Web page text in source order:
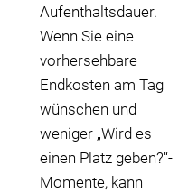
Aufenthaltsdauer.
Wenn Sie eine
vorhersehbare
Endkosten am Tag
wünschen und
weniger „Wird es
einen Platz geben?“-
Momente, kann